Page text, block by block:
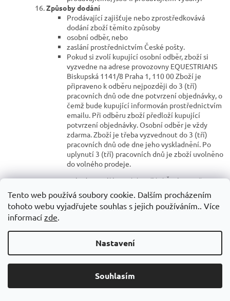
Tento web používá soubory cookie. Dalším procházením
tohoto webu vyjadřujete souhlas s jejich používáním.. Více
informací zde.
Nastavení
Souhlasím
Způsoby dodání
Prodávající zajišťuje nebo zprostředkovává
dodání zboží těmito způsoby
osobní odběr, nebo
zaslání prostřednictvím České pošty.
Pokud si zvolí kupující osobní odběr, zboží si
vyzvedne na adrese provozovny EQUESTRIANS
Biskupská 1141/8 Praha 1, 110 00Zboží je
připraveno k odběru nejpozději do 3 (tří)
pracovních dnů ode dne potvrzení objednávky, o
čemž bude kupující informován prostřednictvím
emailu. Při odběru zboží předloží kupující
potvrzení objednávky. Osobní odběr je vždy
zdarma. Zboží je třeba vyzvednout do 3 (tří)
pracovních dnů ode dne jeho vyskladnění. Po
uplynutí 3 (tří) pracovních dnů je zboží uvolněno
do volného prodeje.
Pokud si zvolí kupující zasílání Českou poštou, je
kupující povinen převzít zboží při dodání nebo ve
stanovené lhůtě. Nepřevezme-li kupující zboží
dle předchozí věty, je prodávající oprávněn od
Ceník přepravného v rámci ČR:
osobní odběr v kamenné prodejně – zdarma
Česká pošta – balík do 10 kg – 110 Kč (balík na
Česká pošta – balík do 50 kg – 250 Kč (balík na